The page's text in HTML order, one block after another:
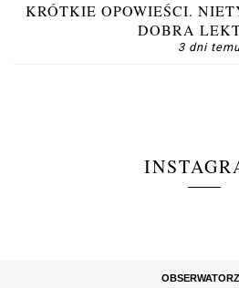
KRÓTKIE OPOWIEŚCI.
DOBRA
3 dni